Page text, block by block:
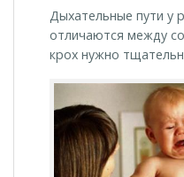
Дыхательные пути у
отличаются между
крох нужно